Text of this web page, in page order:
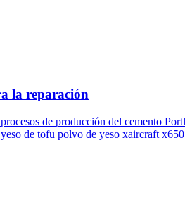
la reparación
de producción del cemento
de tofu polvo de yeso xaircraft